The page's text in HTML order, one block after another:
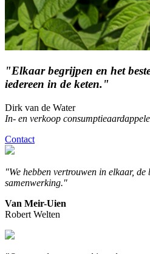
"Elkaar begrijpen en het
iedereen in de keten."
Dirk van de Water
In- en verkoop
Contact
"We hebben vertrouwen in elkaar, de
samenwerking."
Van Meir-Uien
Robert Welten